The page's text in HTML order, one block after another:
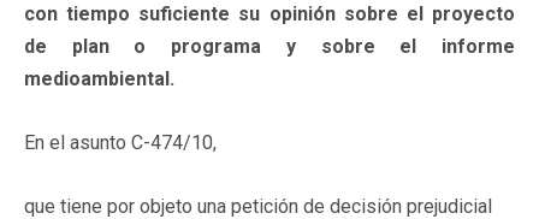
con tiempo suficiente su opinión sobre el proyecto
de plan o programa y sobre el informe
medioambiental.
En el asunto C-474/10,
que tiene por objeto una petición de decisión prejudicial